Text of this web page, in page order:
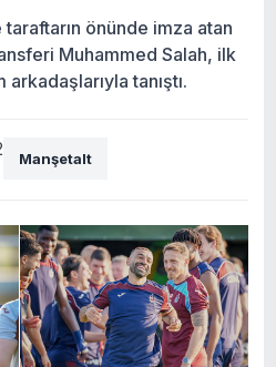
önünde imza atan
Muhammed Salah, ilk
tanıştı.
Manşetalt